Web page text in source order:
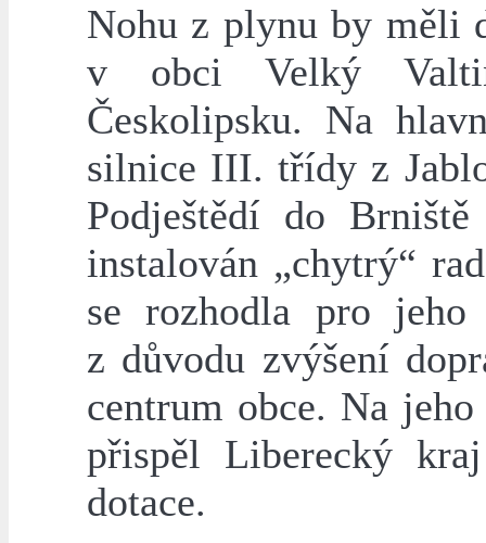
Nohu z plynu by měli
v obci Velký
Českolipsku. Na
silnice III. třídy z
Podještědí do
instalován „chytrý“
se rozhodla pro jeho
z důvodu zvýšení
centrum obce. Na
přispěl Liberecký
dotace.